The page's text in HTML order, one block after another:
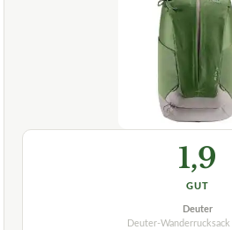
1,9
GUT
Deuter
Deuter-Wanderrucksack